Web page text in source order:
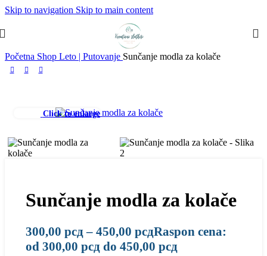
Skip to navigation Skip to main content
Početna Shop Leto | Putovanje Sunčanje modla za kolače
Click to enlarge
Sunčanje modla za kolače
300,00 рсд – 450,00 рсдRaspon cena:
od 300,00 рсд do 450,00 рсд